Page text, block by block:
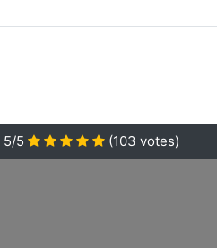
5/5 (103 votes)